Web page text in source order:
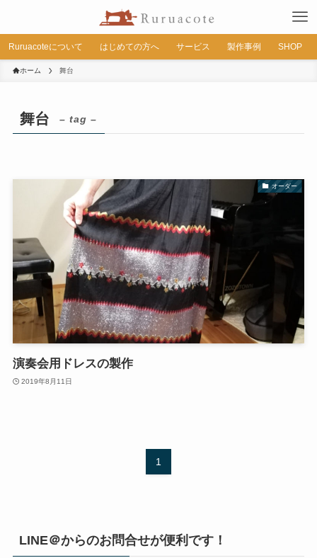
Ruruacoteについて はじめての方へ サービス 製作事例 SHOP
ホーム 舞台
舞台 – tag –
オーダー
演奏会用ドレスの製作
2019年8月11日
1
LINE＠からのお問合せが便利です！